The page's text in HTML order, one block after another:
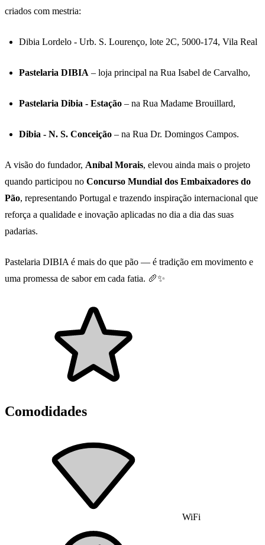
criados com mestria:
Dibia Lordelo - Urb. S. Lourenço, lote 2C, 5000-174, Vila Real
Pastelaria DIBIA – loja principal na Rua Isabel de Carvalho,
Pastelaria Dibia - Estação – na Rua Madame Brouillard,
Dibia - N. S. Conceição – na Rua Dr. Domingos Campos.
A visão do fundador, Aníbal Morais, elevou ainda mais o projeto
quando participou no Concurso Mundial dos Embaixadores do
Pão, representando Portugal e trazendo inspiração internacional que
reforça a qualidade e inovação aplicadas no dia a dia das suas
padarias.
Pastelaria DIBIA é mais do que pão — é tradição em movimento e
uma promessa de sabor em cada fatia. 🥖✨
Comodidades
WiFi